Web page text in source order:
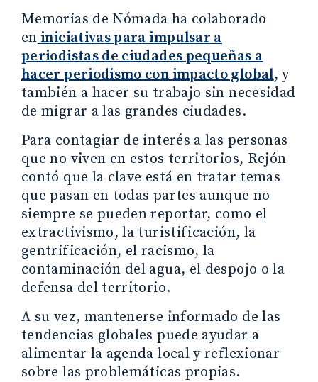
Memorias de Nómada ha colaborado
en iniciativas para impulsar a
periodistas de ciudades pequeñas a
hacer periodismo con impacto global, y
también a hacer su trabajo sin necesidad
de migrar a las grandes ciudades.
Para contagiar de interés a las personas
que no viven en estos territorios, Rejón
contó que la clave está en tratar temas
que pasan en todas partes aunque no
siempre se pueden reportar, como el
extractivismo, la turistificación, la
gentrificación, el racismo, la
contaminación del agua, el despojo o la
defensa del territorio.
A su vez, mantenerse informado de las
tendencias globales puede ayudar a
alimentar la agenda local y reflexionar
sobre las problemáticas propias.